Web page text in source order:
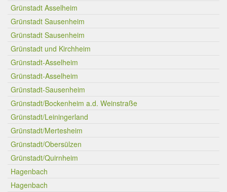
Grünstadt Asselheim
Grünstadt Sausenheim
Grünstadt Sausenheim
Grünstadt und Kirchheim
Grünstadt-Asselheim
Grünstadt-Asselheim
Grünstadt-Sausenheim
Grünstadt/Bockenheim a.d. Weinstraße
Grünstadt/Leiningerland
Grünstadt/Mertesheim
Grünstadt/Obersülzen
Grünstadt/Quirnheim
Hagenbach
Hagenbach